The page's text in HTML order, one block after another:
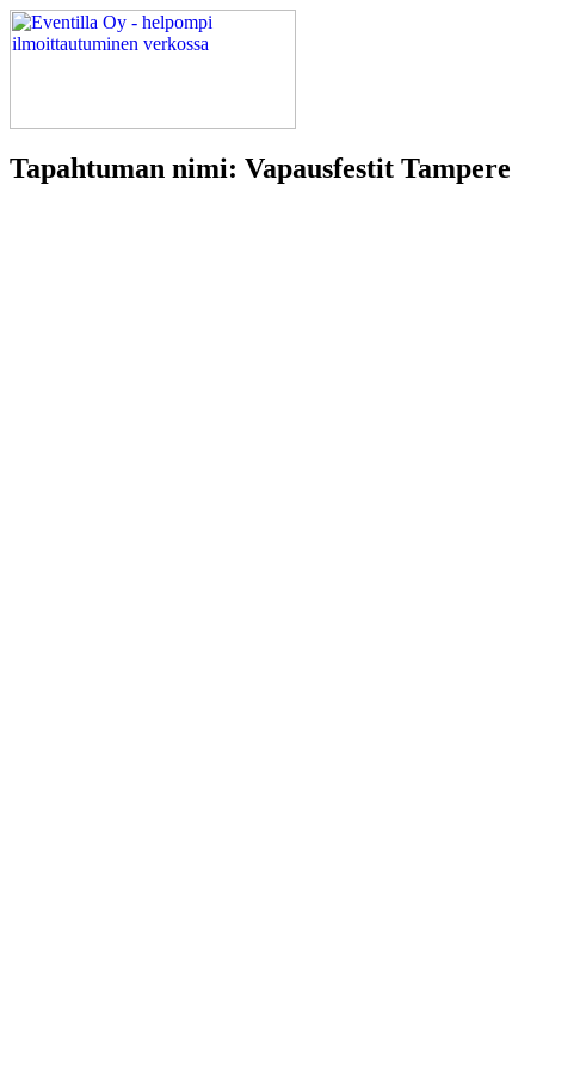
Tapahtuman nimi: Vapausfestit Tampere